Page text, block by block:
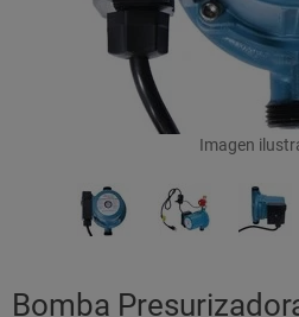
Imagen
Bomba